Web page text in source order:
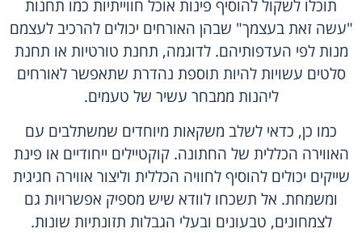
תוכלו לשקול להוסיף פינות אוכל חווייתיות כמו תחנות
"עשה זאת בעצמך" שבהן האורחים יכולים להרכיב לעצמם
מנות לפי העדפותיהם. לדוגמה, תחנת טורטיות או תחנת
סלטים עשויות להיות תוספת נהדרת שתאפשר לאורחים
ליהנות ממבחר עשיר של טעמים.
כמו כן, כדאי לשלב משקאות מיוחדים שמשתלבים עם
האווירה הכללית של החתונה. קוקטיילים ייחודיים או פינת
שייקים יכולים להוסיף לחוויה הכללית וליצור אווירה חגיגית
ומשמחת. אל תשכחו לוודא שיש מספיק אפשרויות גם
לצמחונים, טבעונים ובעלי הגבלות תזונתיות שונות.